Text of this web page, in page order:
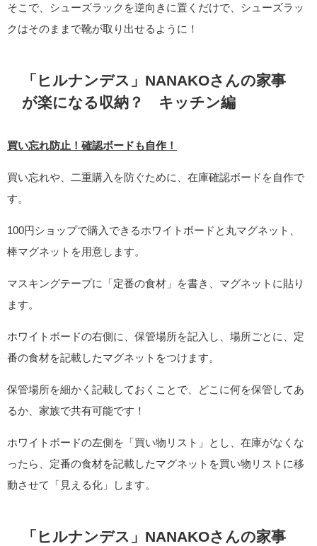
そこで、シューズラックを逆向きに置くだけで、シューズラッ
クはそのままで靴が取り出せるように！
「ヒルナンデス」NANAKOさんの家事
が楽になる収納？ キッチン編
買い忘れ防止！確認ボードも自作！
買い忘れや、二重購入を防ぐために、在庫確認ボードを自作で
す。
100円ショップで購入できるホワイトボードと丸マグネット、
棒マグネットを用意します。
マスキングテープに「定番の食材」を書き、マグネットに貼り
ます。
ホワイトボードの右側に、保管場所を記入し、場所ごとに、定
番の食材を記載したマグネットをつけます。
保管場所を細かく記載しておくことで、どこに何を保管してあ
るか、家族で共有可能です！
ホワイトボードの左側を「買い物リスト」とし、在庫がなくな
ったら、定番の食材を記載したマグネットを買い物リストに移
動させて「見える化」します。
「ヒルナンデス」NANAKOさんの家事